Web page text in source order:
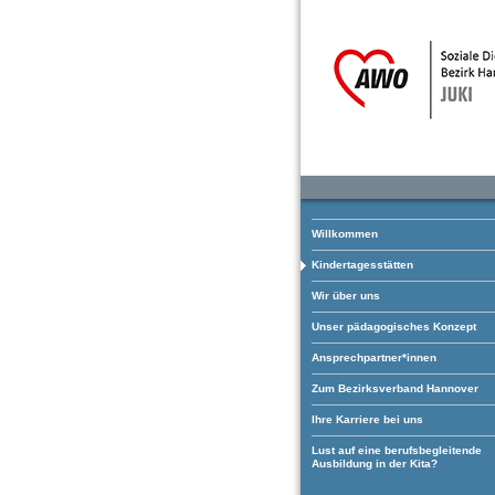
Willkommen
Kindertagesstätten
Wir über uns
Unser pädagogisches Konzept
Ansprechpartner*innen
Zum Bezirksverband Hannover
Ihre Karriere bei uns
Lust auf eine berufsbegleitende
Ausbildung in der Kita?